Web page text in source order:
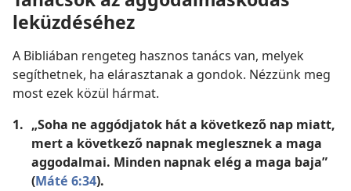
leküzdéséhez
A Bibliában rengeteg hasznos tanács van, melyek
segíthetnek, ha elárasztanak a gondok. Nézzünk meg
most ezek közül hármat.
1. „Soha ne aggódjatok hát a következő nap miatt,
mert a következő napnak meglesznek a maga
aggodalmai. Minden napnak elég a maga baja”
(Máté 6:34).